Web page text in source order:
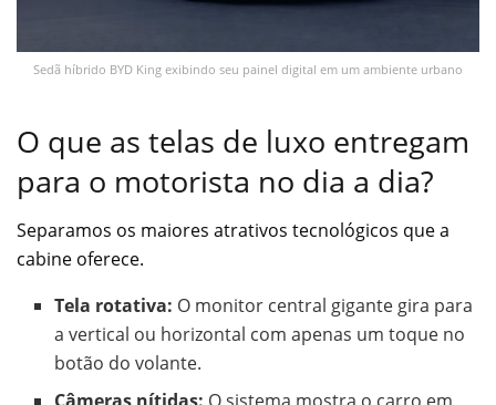
Sedã híbrido BYD King exibindo seu painel digital em um ambiente urbano
O que as telas de luxo entregam
para o motorista no dia a dia?
Separamos os maiores atrativos tecnológicos que a
cabine oferece.
Tela rotativa: O monitor central gigante gira para
a vertical ou horizontal com apenas um toque no
botão do volante.